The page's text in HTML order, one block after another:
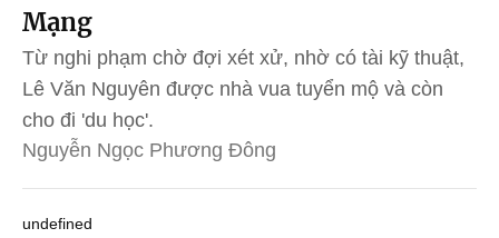
Mạng
Từ nghi phạm chờ đợi xét xử, nhờ có tài kỹ thuật,
Lê Văn Nguyên được nhà vua tuyển mộ và còn
cho đi 'du học'.
Nguyễn Ngọc Phương Đông
undefined